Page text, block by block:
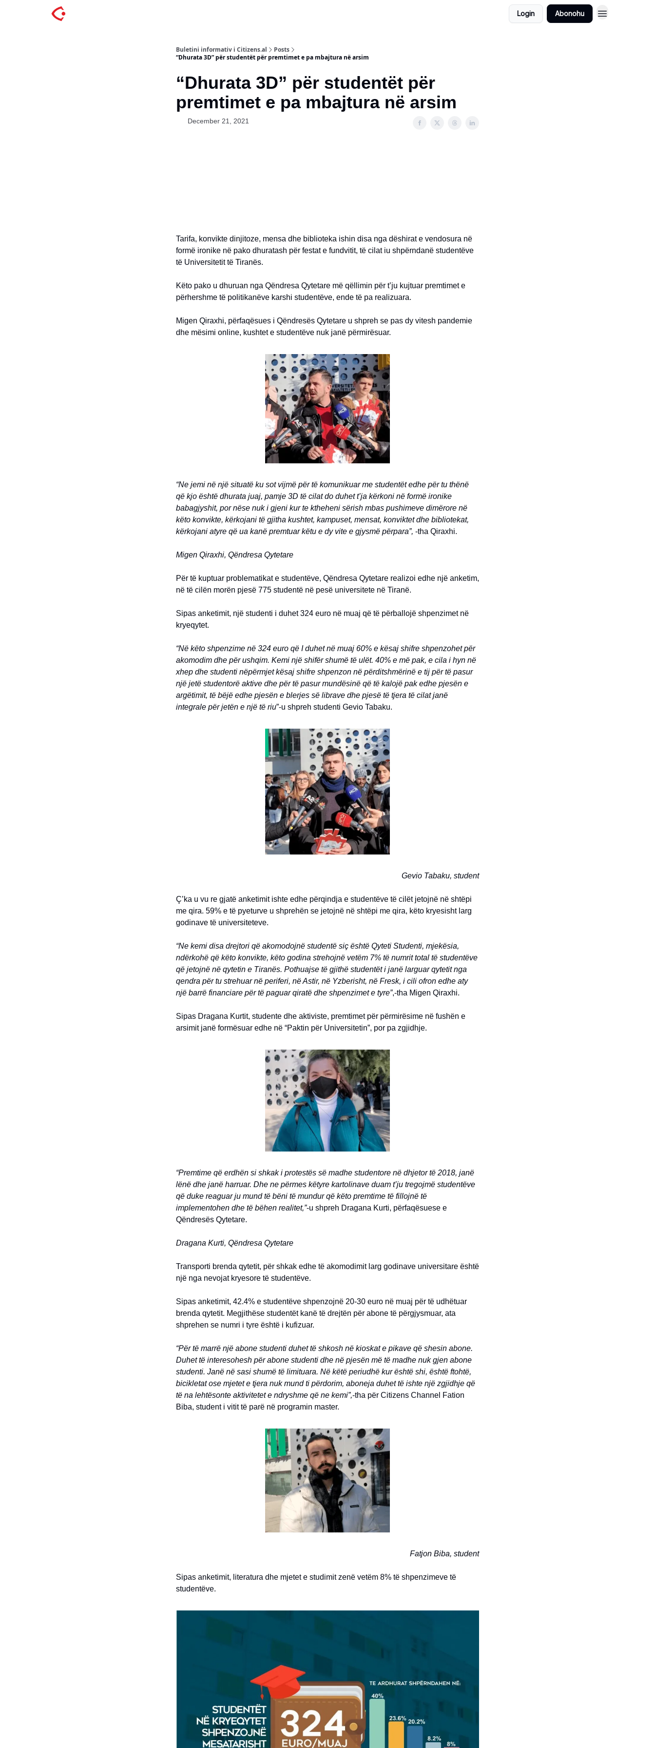
Login Abonohu
Buletini informativ i Citizens.al
Posts
“Dhurata 3D” për studentët për premtimet e pa mbajtura në arsim
“Dhurata 3D” për studentët për
premtimet e pa mbajtura në arsim
December 21, 2021
Tarifa, konvikte dinjitoze, mensa dhe biblioteka ishin disa nga dëshirat e vendosura në
formë ironike në pako dhuratash për festat e fundvitit, të cilat iu shpërndanë studentëve
të Universitetit të Tiranës.
Këto pako u dhuruan nga Qëndresa Qytetare më qëllimin për t’ju kujtuar premtimet e
përhershme të politikanëve karshi studentëve, ende të pa realizuara.
Migen Qiraxhi, përfaqësues i Qëndresës Qytetare u shpreh se pas dy vitesh pandemie
dhe mësimi online, kushtet e studentëve nuk janë përmirësuar.
“Ne jemi në një situatë ku sot vijmë për të komunikuar me studentët edhe për tu thënë
që kjo është dhurata juaj, pamje 3D të cilat do duhet t’ja kërkoni në formë ironike
babagjyshit, por nëse nuk i gjeni kur te ktheheni sërish mbas pushimeve dimërore në
këto konvikte, kërkojani të gjitha kushtet, kampuset, mensat, konviktet dhe bibliotekat,
kërkojani atyre që ua kanë premtuar këtu e dy vite e gjysmë përpara”, -tha Qiraxhi.
Migen Qiraxhi, Qëndresa Qytetare
Për të kuptuar problematikat e studentëve, Qëndresa Qytetare realizoi edhe një anketim,
në të cilën morën pjesë 775 studentë në pesë universitete në Tiranë.
Sipas anketimit, një studenti i duhet 324 euro në muaj që të përballojë shpenzimet në
kryeqytet.
“Në këto shpenzime në 324 euro që I duhet në muaj 60% e kësaj shifre shpenzohet për
akomodim dhe për ushqim. Kemi një shifër shumë të ulët. 40% e më pak, e cila i hyn në
xhep dhe studenti nëpërmjet kësaj shifre shpenzon në përditshmërinë e tij për të pasur
një jetë studentorë aktive dhe për të pasur mundësinë që të kalojë pak edhe pjesën e
argëtimit, të bëjë edhe pjesën e blerjes së librave dhe pjesë të tjera të cilat janë
integrale për jetën e një të riu”-u shpreh studenti Gevio Tabaku.
Gevio Tabaku, student
Ç’ka u vu re gjatë anketimit ishte edhe përqindja e studentëve të cilët jetojnë në shtëpi
me qira. 59% e të pyeturve u shprehën se jetojnë në shtëpi me qira, këto kryesisht larg
godinave të universiteteve.
“Ne kemi disa drejtori që akomodojnë studentë siç është Qyteti Studenti, mjekësia,
ndërkohë që këto konvikte, këto godina strehojnë vetëm 7% të numrit total të studentëve
që jetojnë në qytetin e Tiranës. Pothuajse të gjithë studentët i janë larguar qytetit nga
qendra për tu strehuar në periferi, në Astir, në Yzberisht, në Fresk, i cili ofron edhe aty
një barrë financiare për të paguar qiratë dhe shpenzimet e tyre”,-tha Migen Qiraxhi.
Sipas Dragana Kurtit, studente dhe aktiviste, premtimet për përmirësime në fushën e
arsimit janë formësuar edhe në “Paktin për Universitetin”, por pa zgjidhje.
“Premtime që erdhën si shkak i protestës së madhe studentore në dhjetor të 2018, janë
lënë dhe janë harruar. Dhe ne përmes këtyre kartolinave duam t’ju tregojmë studentëve
që duke reaguar ju mund të bëni të mundur që këto premtime të fillojnë të
implementohen dhe të bëhen realitet,”-u shpreh Dragana Kurti, përfaqësuese e
Qëndresës Qytetare.
Dragana Kurti, Qëndresa Qytetare
Transporti brenda qytetit, për shkak edhe të akomodimit larg godinave universitare është
një nga nevojat kryesore të studentëve.
Sipas anketimit, 42.4% e studentëve shpenzojnë 20-30 euro në muaj për të udhëtuar
brenda qytetit. Megjithëse studentët kanë të drejtën për abone të përgjysmuar, ata
shprehen se numri i tyre është i kufizuar.
“Për të marrë një abone studenti duhet të shkosh në kioskat e pikave që shesin abone.
Duhet të interesohesh për abone studenti dhe në pjesën më të madhe nuk gjen abone
studenti. Janë në sasi shumë të limituara. Në këtë periudhë kur është shi, është ftohtë,
bicikletat ose mjetet e tjera nuk mund ti përdorim, aboneja duhet të ishte një zgjidhje që
të na lehtësonte aktivitetet e ndryshme që ne kemi”,-tha për Citizens Channel Fation
Biba, student i vitit të parë në programin master.
Fatjon Biba, student
Sipas anketimit, literatura dhe mjetet e studimit zenë vetëm 8% të shpenzimeve të
studentëve.